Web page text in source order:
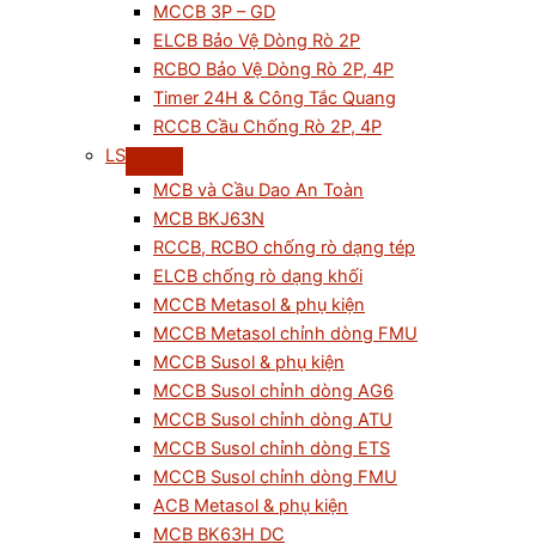
MCCB 3P – GD
ELCB Bảo Vệ Dòng Rò 2P
RCBO Bảo Vệ Dòng Rò 2P, 4P
Timer 24H & Công Tắc Quang
RCCB Cầu Chống Rò 2P, 4P
LS
MCB và Cầu Dao An Toàn
MCB BKJ63N
RCCB, RCBO chống rò dạng tép
ELCB chống rò dạng khối
MCCB Metasol & phụ kiện
MCCB Metasol chỉnh dòng FMU
MCCB Susol & phụ kiện
MCCB Susol chỉnh dòng AG6
MCCB Susol chỉnh dòng ATU
MCCB Susol chỉnh dòng ETS
MCCB Susol chỉnh dòng FMU
ACB Metasol & phụ kiện
MCB BK63H DC